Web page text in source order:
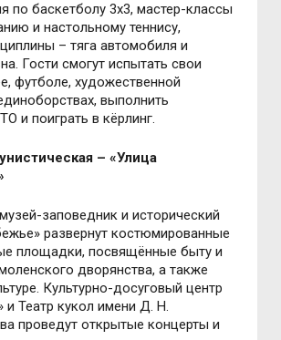
по баскетболу 3х3, мастер-классы
и настольному теннису,
– тяга автомобиля и
Гости смогут испытать свои
футболе, художественной
выполнить
и поиграть в кёрлинг.
– «Улица
заповедник и исторический
развернут костюмированные
площадки, посвящённые быту и
дворянства, а также
Культурно-досуговый центр
и Театр кукол имени Д. Н.
проведут открытые концерты и